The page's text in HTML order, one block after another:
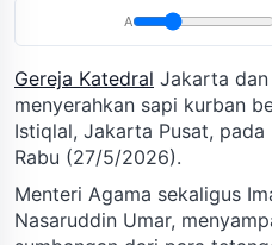
A
Gereja Katedral Jakarta
menyerahkan sapi kurban
Istiqlal, Jakarta Pusat, pada
Rabu (27/5/2026).
Menteri Agama sekaligus
Nasaruddin Umar,